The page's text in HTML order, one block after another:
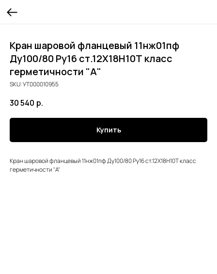
Кран шаровой фланцевый 11нж01пф
Ду100/80 Ру16 ст.12Х18Н10Т класс
герметичности "А"
SKU:УТ000010955
30 540 р.
Купить
Кран шаровой фланцевый 11нж01пф Ду100/80 Ру16 ст.12Х18Н10Т класс
герметичности "А"